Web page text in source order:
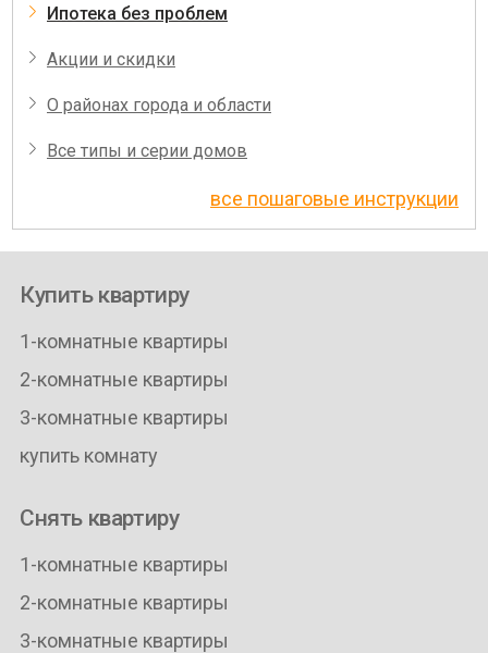
Ипотека без проблем
Акции и скидки
О районах города и области
Все типы и серии домов
все пошаговые инструкции
Купить квартиру
1-комнатные квартиры
2-комнатные квартиры
3-комнатные квартиры
купить комнату
Снять квартиру
1-комнатные квартиры
2-комнатные квартиры
3-комнатные квартиры